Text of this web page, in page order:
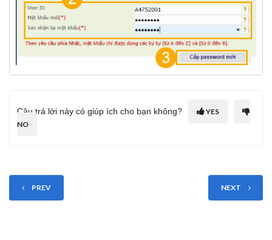
Câu trả lời này có giúp ích cho bạn không?
YES
NO
PREV NEXT